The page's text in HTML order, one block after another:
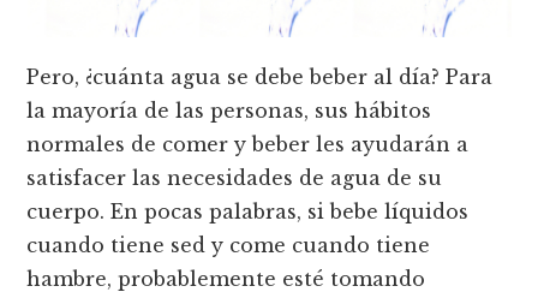
Pero, ¿cuánta agua se debe beber al día? Para
la mayoría de las personas, sus hábitos
normales de comer y beber les ayudarán a
satisfacer las necesidades de agua de su
cuerpo. En pocas palabras, si bebe líquidos
cuando tiene sed y come cuando tiene
hambre, probablemente esté tomando